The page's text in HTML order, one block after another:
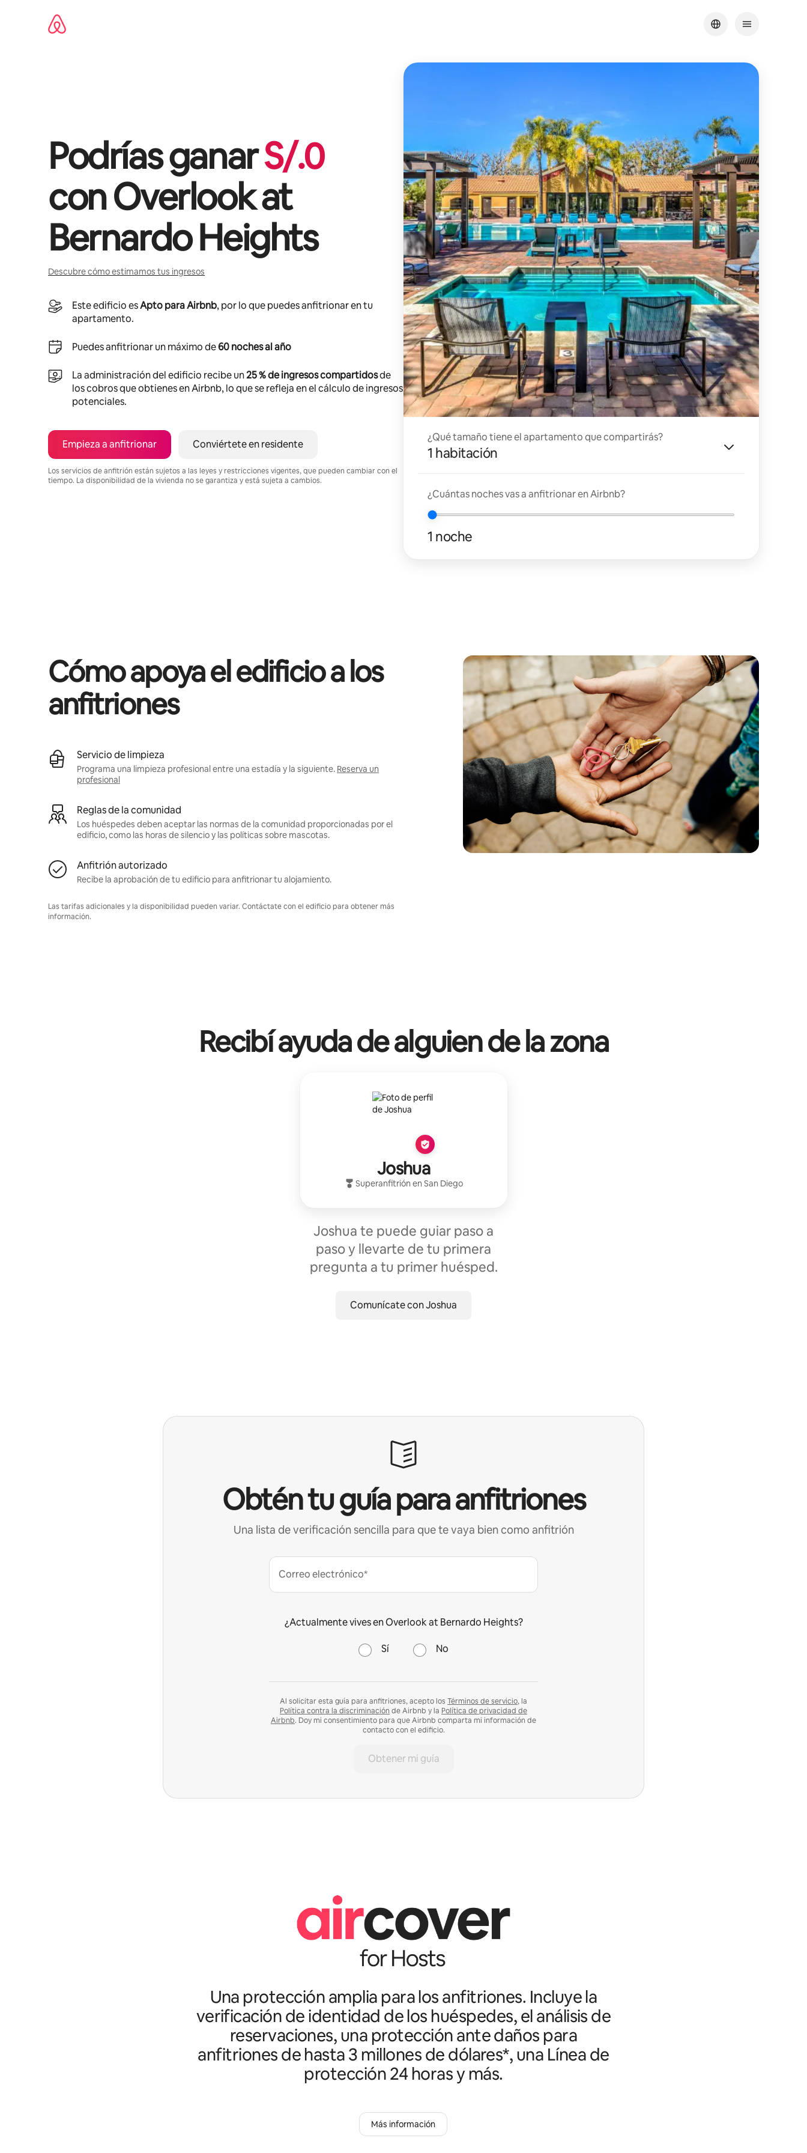
Podrías ganarS/.0
conOverlook at
Bernardo Heights
Descubre cómo estimamos tus ingresos
Este edificio esApto para Airbnb, por lo que puedes anfitrionar en tu
apartamento.
Puedes anfitrionar un máximo de60 noches al año
La administración del edificio recibe un25 % de ingresos compartidosde
los cobros que obtienes en Airbnb, lo que se refleja en el cálculo de ingresos
potenciales.
Empieza a anfitrionar Conviértete en residente
Los servicios de anfitrión están sujetos a las leyes y restricciones vigentes, que pueden cambiar con el
tiempo. La disponibilidad de la vivienda no se garantiza y está sujeta a cambios.
¿Qué tamaño tiene el apartamento que compartirás?
1 habitación
¿Cuántas noches vas a anfitrionar en Airbnb?
1 noche
Cómo apoya el edificio a los
anfitriones
Servicio de limpieza
Programa una limpieza profesional entre una estadía y la siguiente. Reserva un
profesional
Reglas de la comunidad
Los huéspedes deben aceptar las normas de la comunidad proporcionadas por el
edificio, como las horas de silencio y las políticas sobre mascotas.
Anfitrión autorizado
Recibe la aprobación de tu edificio para anfitrionar tu alojamiento.
Las tarifas adicionales y la disponibilidad pueden variar. Contáctate con el edificio para obtener más
información.
Recibí ayuda de alguien de la zona
Joshua
SuperanfitriónenSan Diego
Joshua te puede guiar paso a
paso y llevarte de tu primera
pregunta a tu primer huésped.
Comunícate con Joshua
Obtén tu guía para anfitriones
Una lista de verificación sencilla para que te vaya bien como anfitrión
Correo electrónico*
¿Actualmente vives en Overlook at Bernardo Heights?
Sí No
Al solicitar esta guía para anfitriones, acepto los Términos de servicio, la
Política contra la discriminación de Airbnb y la Política de privacidad de
Airbnb. Doy mi consentimiento para que Airbnb comparta mi información de
contacto con el edificio.
Obtener mi guía
Una protección amplia para los anfitriones. Incluye la
verificación de identidad de los huéspedes, el análisis de
reservaciones, una protección ante daños para
anfitriones de hasta 3 millones de dólares*, una Línea de
protección 24 horas y más.
Más información